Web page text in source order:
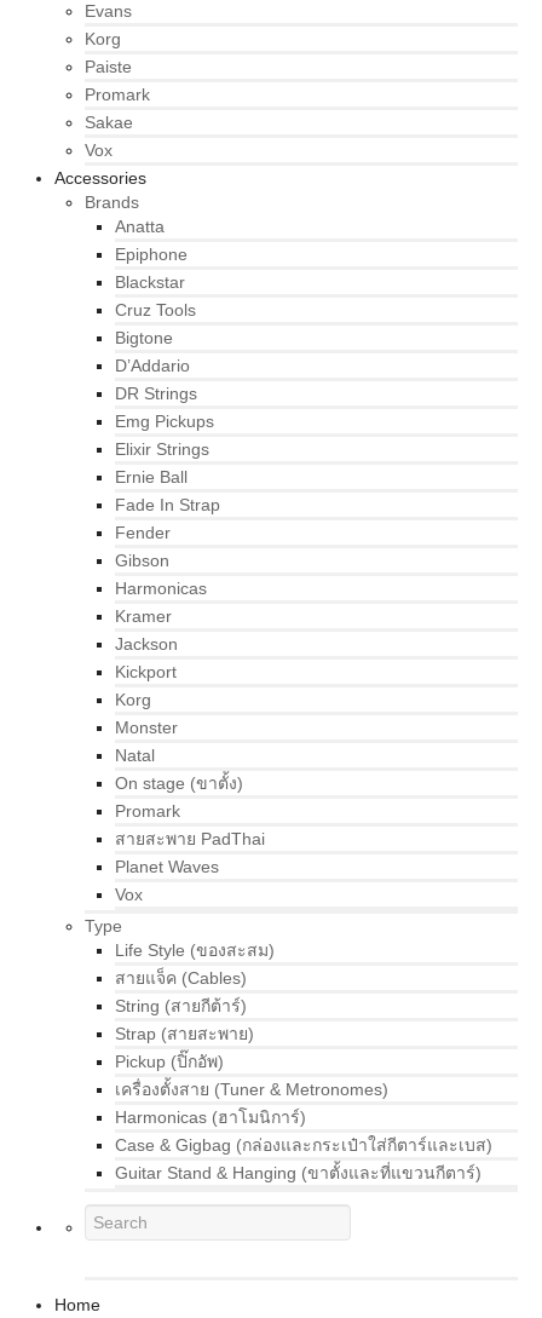
Evans
Korg
Paiste
Promark
Sakae
Vox
Accessories
Brands
Anatta
Epiphone
Blackstar
Cruz Tools
Bigtone
D’Addario
DR Strings
Emg Pickups
Elixir Strings
Ernie Ball
Fade In Strap
Fender
Gibson
Harmonicas
Kramer
Jackson
Kickport
Korg
Monster
Natal
On stage (ขาตั้ง)
Promark
สายสะพาย PadThai
Planet Waves
Vox
Type
Life Style (ของสะสม)
สายแจ็ค (Cables)
String (สายกีต้าร์)
Strap (สายสะพาย)
Pickup (ปิ๊กอัพ)
เครื่องตั้งสาย (Tuner & Metronomes)
Harmonicas (ฮาโมนิการ์)
Case & Gigbag (กล่องและกระเป๋าใส่กีตาร์และเบส)
Guitar Stand & Hanging (ขาตั้งและที่แขวนกีตาร์)
Home